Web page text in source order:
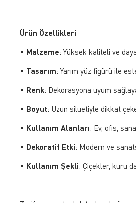
Ürün Özellikleri
• Malzeme: Yüksek kaliteli ve
• Tasarım: Yarım yüz figürü ile
• Renk: Dekorasyona uyum
• Boyut: Uzun siluetiyle dikkat
• Kullanım Alanları: Ev, ofis,
• Dekoratif Etki: Modern ve
• Kullanım Şekli: Çiçekler, kuru